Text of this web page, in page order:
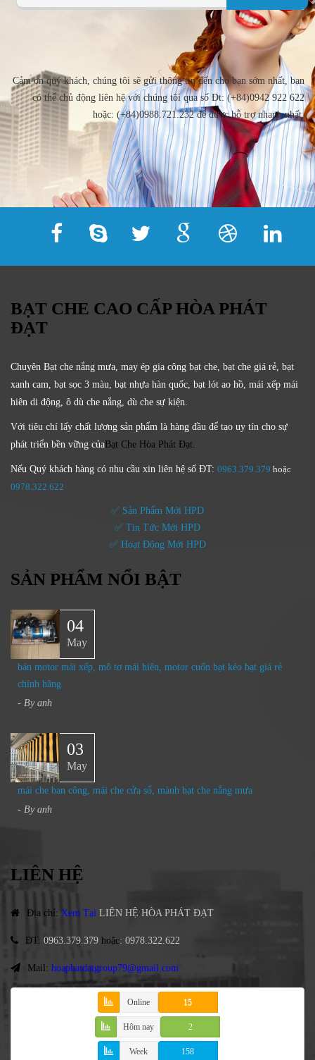
Cảm ơn quý khách, chúng tôi sẽ gửi thông tin đến cho bạn sớm nhất, bạn
có thể chủ động liên hệ với chúng tôi qua số Đt: (+84)0942 922 622
hoặc: (+84)0988.721.232 để được hỗ trợ nhanh nhất.
BẠT CHE CAO CẤP HÒA PHÁT
ĐẠT
Chuyên Bạt che nắng mưa, may ép gia công bạt che, bạt che giá rẻ, bạt
xanh cam, bạt sọc 3 màu, bạt nhựa hàn quốc, bạt lót ao hồ, mái xếp mái
hiên di động, ô dù che nắng, dù che sự kiện.
Với tiêu chí lấy chất lượng sản phẩm là hàng đầu để tạo uy tín cho sự
phát triển bền vững của Bạt Che Hòa Phát Đạt.
Nếu Quý khách hàng có nhu cầu xin liên hệ số ĐT: 0963.379.379 hoặc
0978.322.622
✅ Sản Phẩm Mới HPD
✅ Tin Tức Mới HPD
✅ Hoạt Động Mới HPD
SẢN PHẨM NỔI BẬT
04
May
bán motor mái xếp, mô tơ mái hiên, motor cuốn bạt kéo bạt giá rẻ
chính hãng
- By anh
03
May
mái che ban công, mái che cửa sổ, mành bạt che nắng mưa
- By anh
LIÊN HỆ
Địa chỉ: Xem Tại LIÊN HỆ HÒA PHÁT ĐẠT
ĐT: 0963.379.379 hoặc: 0978.322.622
Mail: hoaphatdatgroup79@gmail.com
Online 15
Hôm nay 2
Week 158